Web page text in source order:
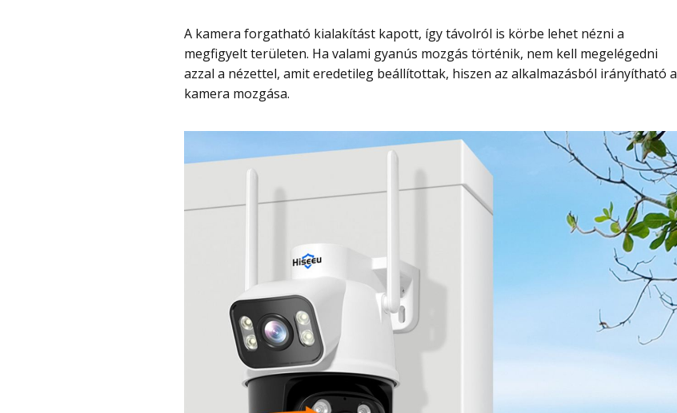
A kamera forgatható kialakítást kapott, így távolról is körbe lehet nézni a
megfigyelt területen. Ha valami gyanús mozgás történik, nem kell megelégedni
azzal a nézettel, amit eredetileg beállítottak, hiszen az alkalmazásból irányítható a
kamera mozgása.